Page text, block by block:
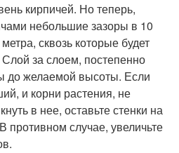
кирпичей. Но теперь,
небольшие зазоры в 10
сквозь которые будет
за слоем, постепенно
до желаемой высоты. Если
и корни растения, не
в нее, оставьте стенки на
противном случае, увеличьте